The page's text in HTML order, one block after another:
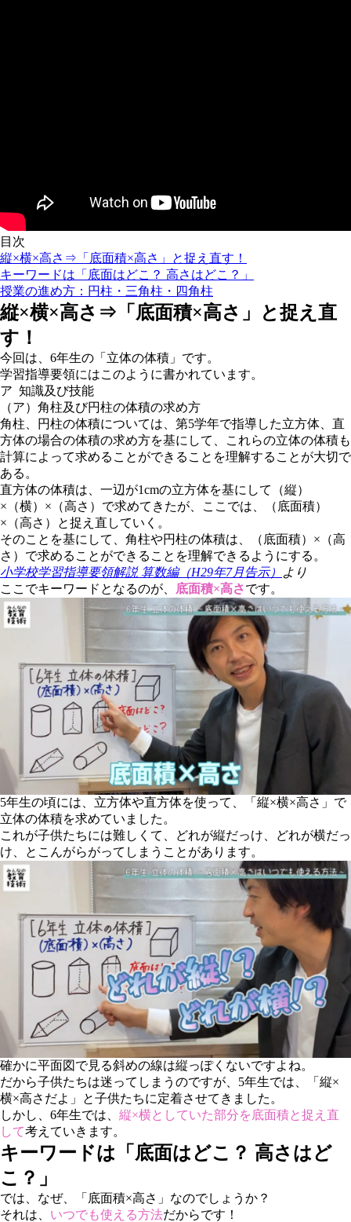
目次
縦×横×高さ⇒「底面積×高さ」と捉え直す！
キーワードは「底面はどこ？ 高さはどこ？」
授業の進め方：円柱・三角柱・四角柱
縦×横×高さ⇒「底面積×高さ」と捉え直
す！
今回は、6年生の「立体の体積」です。
学習指導要領にはこのように書かれています。
ア 知識及び技能
（ア）角柱及び円柱の体積の求め方
角柱、円柱の体積については、第5学年で指導した立方体、直
方体の場合の体積の求め方を基にして、これらの立体の体積も
計算によって求めることができることを理解することが大切で
ある。
直方体の体積は、一辺が1cmの立方体を基にして（縦）
×（横）×（高さ）で求めてきたが、ここでは、（底面積）
×（高さ）と捉え直していく。
そのことを基にして、角柱や円柱の体積は、（底面積）×（高
さ）で求めることができることを理解できるようにする。
小学校学習指導要領解説 算数編（H29年7月告示）
より
ここでキーワードとなるのが、 底面積×高さです。
5年生の頃には、立方体や直方体を使って、「縦×横×高さ」で
立体の体積を求めていました。
これが子供たちには難しくて、どれが縦だっけ、どれが横だっ
け、とこんがらがってしまうことがあります。
確かに平面図で見る斜めの線は縦っぽくないですよね。
だから子供たちは迷ってしまうのですが、5年生では、「縦×
横×高さだよ」と子供たちに定着させてきました。
しかし、6年生では、 縦×横としていた部分を底面積と捉え直
して考えていきます。
キーワードは「底面はどこ？ 高さはど
こ？」
では、なぜ、「底面積×高さ」なのでしょうか？
それは、 いつでも使える方法だからです！